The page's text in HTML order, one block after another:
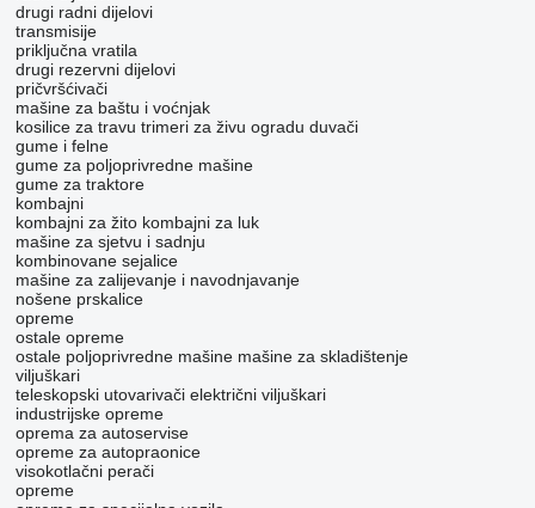
drugi radni dijelovi
transmisije
priključna vratila
drugi rezervni dijelovi
pričvršćivači
mašine za baštu i voćnjak
kosilice za travu trimeri za živu ogradu duvači
gume i felne
gume za poljoprivredne mašine
gume za traktore
kombajni
kombajni za žito kombajni za luk
mašine za sjetvu i sadnju
kombinovane sejalice
mašine za zaliјеvanje i navodnjavanje
nošene prskalice
opreme
ostale opreme
ostale poljoprivredne mašine mašine za skladištenje
viljuškari
teleskopski utovarivači električni viljuškari
industrijske opreme
oprema za autoservise
opreme za autopraonice
visokotlačni perači
opreme